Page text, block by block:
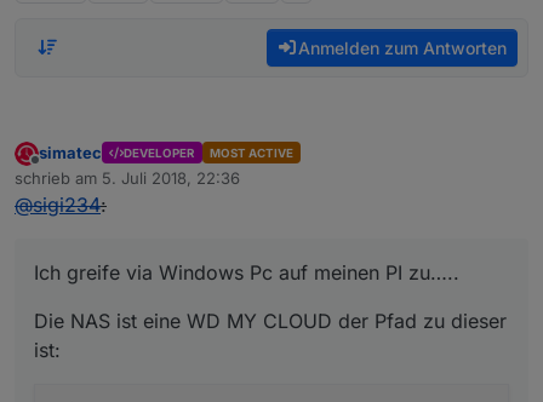
Anmelden zum Antworten
Offline
simatec DEVELOPER MOST ACTIVE
schrieb am 5. Juli 2018, 22:36
zuletzt editiert von
@sigi234:
Ich greife via Windows Pc auf meinen PI zu…..
Die NAS ist eine WD MY CLOUD der Pfad zu dieser
ist: